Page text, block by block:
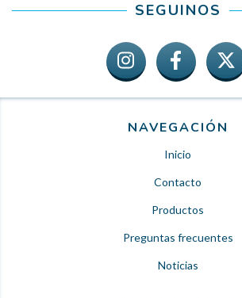
SEGUINOS
NAVEGACIÓN
Inicio
Contacto
Productos
Preguntas frecuentes
Noticias